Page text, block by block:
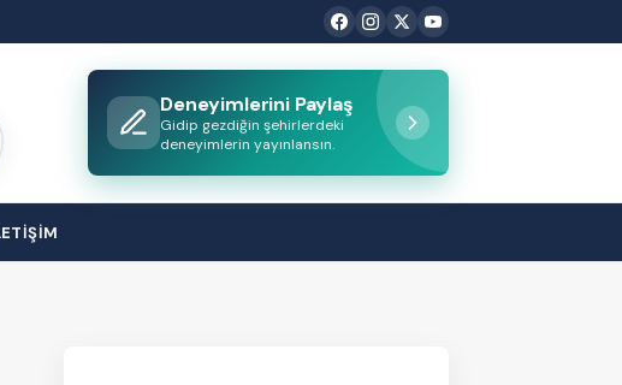
Deneyimlerini Paylaş
Gidip gezdiğin şehirlerdeki
deneyimlerin yayınlansın.